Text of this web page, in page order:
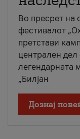
Во пресрет на
фестивалот
претстави
централен дел
легендарната
„Билјан
Дознај